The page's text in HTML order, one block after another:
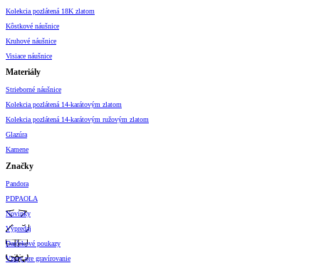
Kolekcia pozlátená 18K zlatom
Kôstkové náušnice
Kruhové náušnice
Visiace náušnice
Materiály
Strieborné náušnice
Kolekcia pozlátená 14-karátovým zlatom
Kolekcia pozlátená 14-karátovým ružovým zlatom
Glazúra
Kamene
Značky
Pandora
PDPAOLA
Novinky
Výpredaj
Darčekové poukazy
Vzory pre gravírovanie